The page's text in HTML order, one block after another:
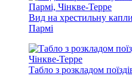
Вид на хрестильну
Пармі
Табло з розкладом